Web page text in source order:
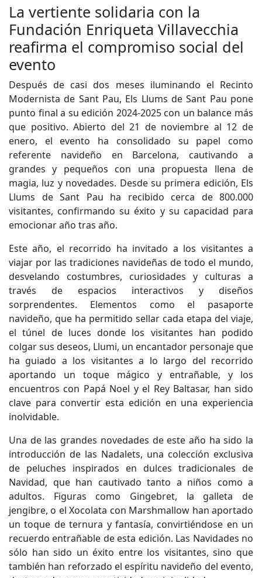
La vertiente solidaria con la
Fundación Enriqueta Villavecchia
reafirma el compromiso social del
evento
Después de casi dos meses iluminando el Recinto
Modernista de Sant Pau, Els Llums de Sant Pau pone
punto final a su edición 2024-2025 con un balance más
que positivo. Abierto del 21 de noviembre al 12 de
enero, el evento ha consolidado su papel como
referente navideño en Barcelona, cautivando a
grandes y pequeños con una propuesta llena de
magia, luz y novedades. Desde su primera edición, Els
Llums de Sant Pau ha recibido cerca de 800.000
visitantes, confirmando su éxito y su capacidad para
emocionar año tras año.
Este año, el recorrido ha invitado a los visitantes a
viajar por las tradiciones navideñas de todo el mundo,
desvelando costumbres, curiosidades y culturas a
través de espacios interactivos y diseños
sorprendentes. Elementos como el pasaporte
navideño, que ha permitido sellar cada etapa del viaje,
el túnel de luces donde los visitantes han podido
colgar sus deseos, Llumi, un encantador personaje que
ha guiado a los visitantes a lo largo del recorrido
aportando un toque mágico y entrañable, y los
encuentros con Papá Noel y el Rey Baltasar, han sido
clave para convertir esta edición en una experiencia
inolvidable.
Una de las grandes novedades de este año ha sido la
introducción de las Nadalets, una colección exclusiva
de peluches inspirados en dulces tradicionales de
Navidad, que han cautivado tanto a niños como a
adultos. Figuras como Gingebret, la galleta de
jengibre, o el Xocolata con Marshmallow han aportado
un toque de ternura y fantasía, convirtiéndose en un
recuerdo entrañable de esta edición. Las Navidades no
sólo han sido un éxito entre los visitantes, sino que
también han reforzado el espíritu navideño del evento,